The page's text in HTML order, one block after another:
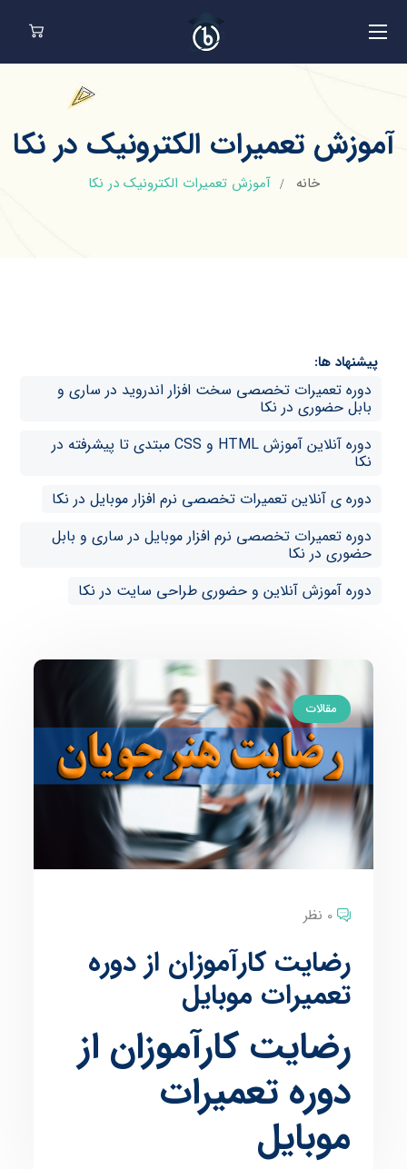
آموزش تعمیرات الکترونیک در نکا
خانه آموزش تعمیرات الکترونیک در نکا
پیشنهاد ها:
دوره تعمیرات تخصصی سخت افزار اندروید در ساری و
بابل حضوری در نکا
دوره آنلاین آموزش HTML و CSS مبتدی تا پیشرفته در
نکا
دوره ی آنلاین تعمیرات تخصصی نرم افزار موبایل در نکا
دوره تعمیرات تخصصی نرم افزار موبایل در ساری و بابل
حضوری در نکا
دوره آموزش آنلاین و حضوری طراحی سایت در نکا
مقالات
0 نظر
رضایت کارآموزان از دوره
تعمیرات موبایل
رضایت کارآموزان از
دوره تعمیرات
موبایل